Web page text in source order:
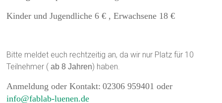
Kinder und Jugendliche 6 € , Erwachsene 18 €
Bitte meldet euch rechtzeitig an, da wir nur Platz für 10
Teilnehmer ( ab 8 Jahren) haben.
Anmeldung oder Kontakt: 02306 959401 oder
info@fablab-luenen.de